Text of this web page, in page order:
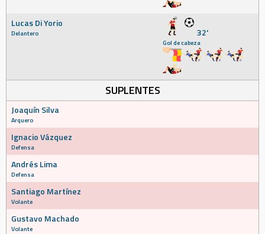
Lucas Di Yorio
Delantero 32'
Gol de cabeza
SUPLENTES
Joaquín Silva
Arquero
Ignacio Vázquez
Defensa
Andrés Lima
Defensa
Santiago Martínez
Volante
Gustavo Machado
Volante